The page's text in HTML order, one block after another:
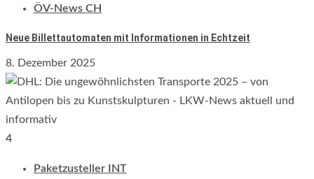
ÖV-News CH
Neue Billettautomaten mit Informationen in Echtzeit
8. Dezember 2025
4
Paketzusteller INT